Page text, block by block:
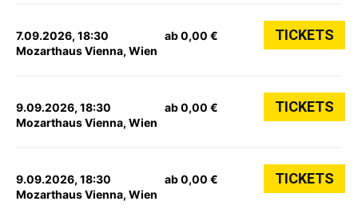
7.09.2026, 18:30
Mozarthaus Vienna, Wien
ab 0,00 € TICKETS
9.09.2026, 18:30
Mozarthaus Vienna, Wien
ab 0,00 € TICKETS
9.09.2026, 18:30
Mozarthaus Vienna, Wien
ab 0,00 € TICKETS